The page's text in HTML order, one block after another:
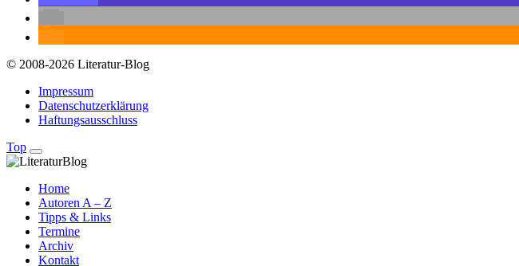
© 2008-2026 Literatur-Blog
Impressum
Datenschutzerklärung
Haftungsausschluss
Top
Home
Autoren A – Z
Tipps & Links
Termine
Archiv
Kontakt